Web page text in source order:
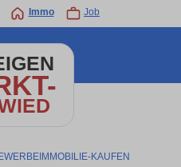
Immo Job
KAUFEN